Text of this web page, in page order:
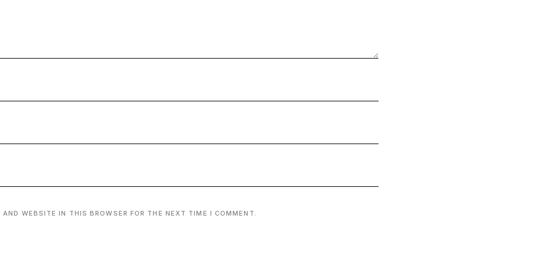
WEBSITE IN THIS BROWSER FOR THE NEXT TIME I COMMENT.